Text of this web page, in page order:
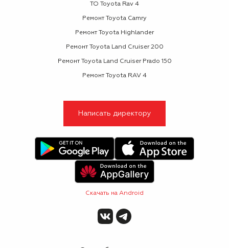
ТО Toyota Rav 4
Ремонт Toyota Camry
Ремонт Toyota Highlander
Ремонт Toyota Land Cruiser 200
Ремонт Toyota Land Cruiser Prado 150
Ремонт Toyota RAV 4
Написать директору
Скачать на Android